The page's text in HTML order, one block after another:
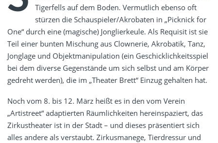
Tigerfells auf dem Boden. Vermutlich ebenso oft
stürzen die Schauspieler/Akrobaten in „Picknick for
One“ durch eine (magische) Jonglierkeule. Als Requisit ist sie
Teil einer bunten Mischung aus Clownerie, Akrobatik, Tanz,
Jonglage und Objektmanipulation (ein Geschicklichkeitsspiel
bei dem diverse Gegenstände um sich selbst und am Körper
gedreht werden), die im „Theater Brett“ Einzug gehalten hat.
Noch vom 8. bis 12. März heißt es in den vom Verein
„Artistreet“ adaptierten Räumlichkeiten hereinspaziert, das
Zirkustheater ist in der Stadt – und dieses präsentiert sich
alles andere als verstaubt. Zirkusmanege, Tierdressur und